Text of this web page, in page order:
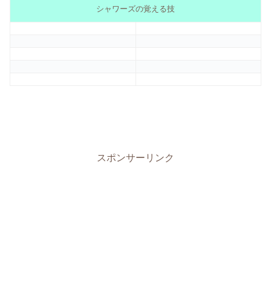
シャワーズの覚える技
スポンサーリンク